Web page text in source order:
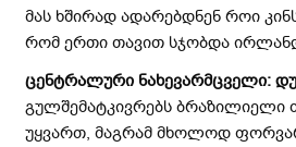
მას ხშირად ადარებდნენ როი
რომ ერთი თავით სჯობდა
ცენტრალური ნახევარმცველი:
გულშემატკივრებს ბრაზილიელი
უყვართ, მაგრამ მხოლოდ